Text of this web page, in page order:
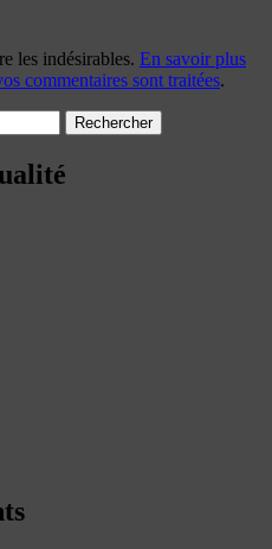
les indésirables. En savoir plus
commentaires sont traitées.